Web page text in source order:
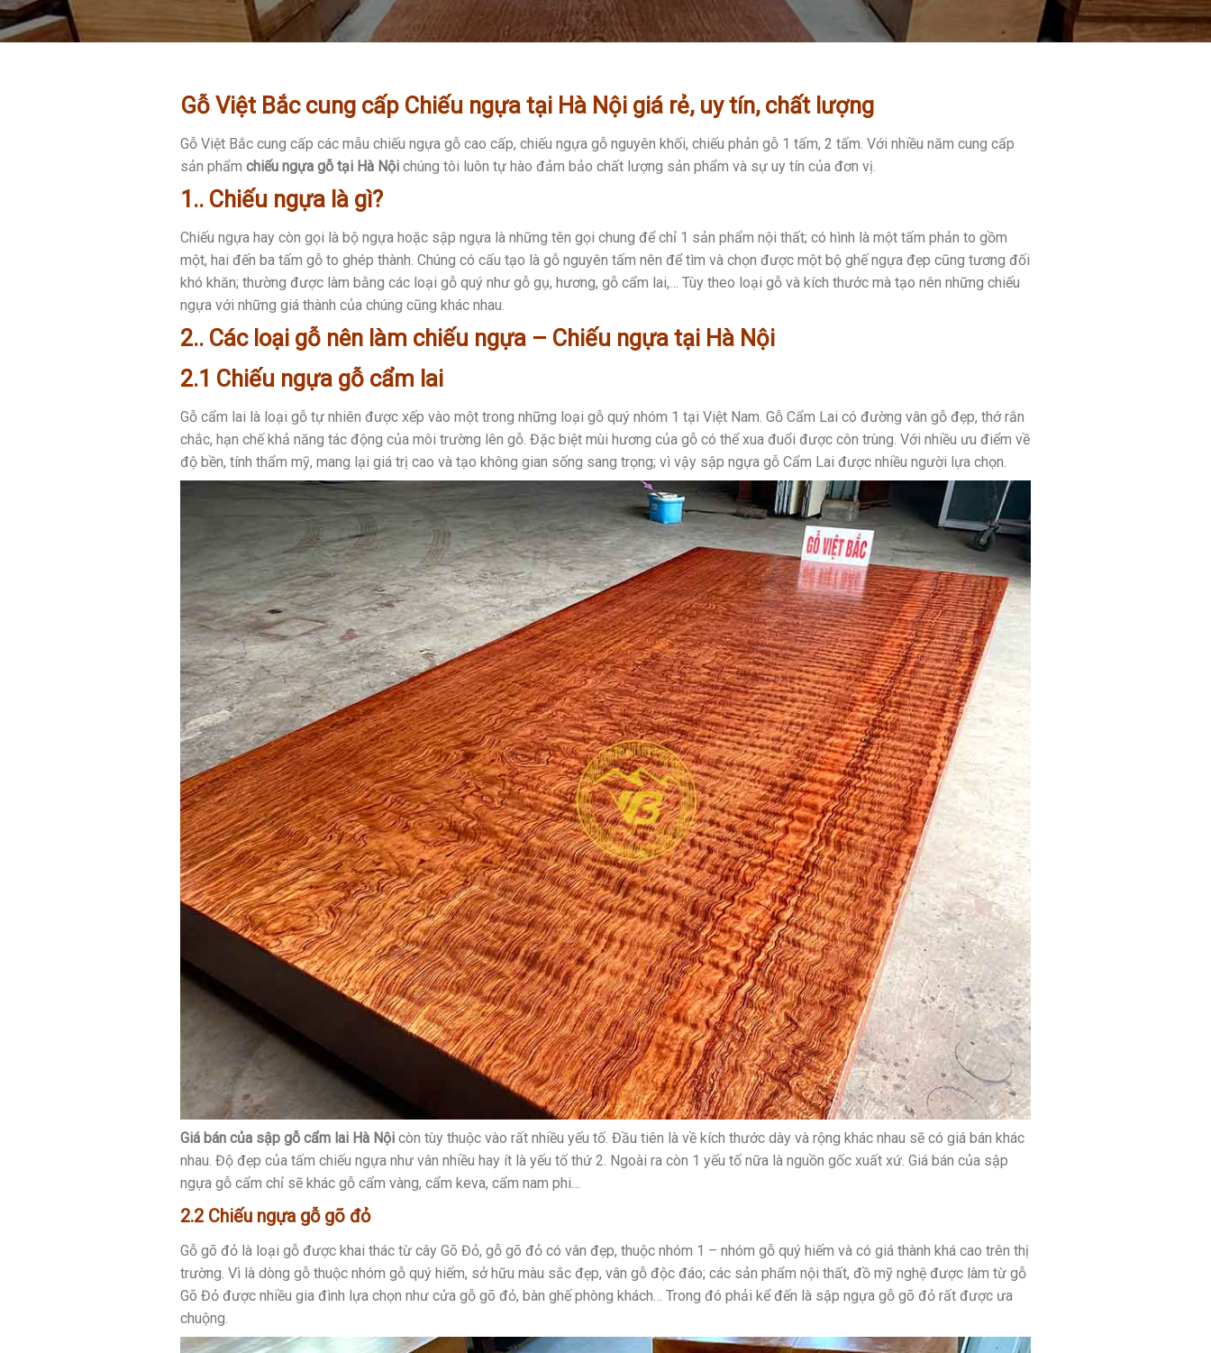
Gỗ Việt Bắc cung cấp Chiếu ngựa tại Hà Nội giá rẻ, uy tín, chất lượng
Gỗ Việt Bắc cung cấp các mẫu chiếu ngựa gỗ cao cấp, chiếu ngựa gỗ nguyên khối, chiếu phản gỗ 1 tấm, 2 tấm. Với nhiều năm cung cấp
sản phẩm chiếu ngựa gỗ tại Hà Nộichúng tôi luôn tự hào đảm bảo chất lượng sản phẩm và sự uy tín của đơn vị.
1.. Chiếu ngựa là gì?
Chiếu ngựa hay còn gọi là bộ ngựa hoặc sập ngựa là những tên gọi chung để chỉ 1 sản phẩm nội thất; có hình là một tấm phản to gồm
một, hai đến ba tấm gỗ to ghép thành. Chúng có cấu tạo là gỗ nguyên tấm nên để tìm và chọn được một bộ ghế ngựa đẹp cũng tương đối
khó khăn; thường được làm bằng các loại gỗ quý như gỗ gụ, hương, gỗ cẩm lai,… Tùy theo loại gỗ và kích thước mà tạo nên những chiếu
ngựa với những giá thành của chúng cũng khác nhau.
2.. Các loại gỗ nên làm chiếu ngựa – Chiếu ngựa tại Hà Nội
2.1 Chiếu ngựa gỗ cẩm lai
Gỗ cẩm lai là loại gỗ tự nhiên được xếp vào một trong những loại gỗ quý nhóm 1 tại Việt Nam. Gỗ Cẩm Lai có đường vân gỗ đẹp, thớ rắn
chắc, hạn chế khả năng tác động của môi trường lên gỗ. Đặc biệt mùi hương của gỗ có thể xua đuổi được côn trùng. Với nhiều ưu điểm về
độ bền, tính thẩm mỹ, mang lại giá trị cao và tạo không gian sống sang trọng; vì vậy sập ngựa gỗ Cẩm Lai được nhiều người lựa chọn.
Giá bán của sập gỗ cẩm lai Hà Nộicòn tùy thuộc vào rất nhiều yếu tố. Đầu tiên là về kích thước dày và rộng khác nhau sẽ có giá bán khác
nhau. Độ đẹp của tấm chiếu ngựa như vân nhiều hay ít là yếu tố thứ 2. Ngoài ra còn 1 yếu tố nữa là nguồn gốc xuất xứ. Giá bán của sập
ngựa gỗ cẩm chỉ sẽ khác gỗ cẩm vàng, cẩm keva, cẩm nam phi…
2.2 Chiếu ngựa gỗ gõ đỏ
Gỗ gõ đỏ là loại gỗ được khai thác từ cây Gõ Đỏ, gỗ gõ đỏ có vân đẹp, thuộc nhóm 1 – nhóm gỗ quý hiếm và có giá thành khá cao trên thị
trường. Vì là dòng gỗ thuộc nhóm gỗ quý hiếm, sở hữu màu sắc đẹp, vân gỗ độc đáo; các sản phẩm nội thất, đồ mỹ nghệ được làm từ gỗ
Gõ Đỏ được nhiều gia đình lựa chọn như cửa gỗ gõ đỏ, bàn ghế phòng khách… Trong đó phải kể đến là sập ngựa gỗ gõ đỏ rất được ưa
chuộng.